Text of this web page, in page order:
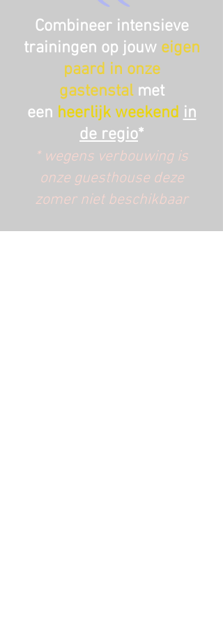
Combineer intensieve
trainingen op jouw eigen
paard in onze
gastenstal met
een heerlijk weekend in
de regio*
* wegens verbouwing is
onze guesthouse deze
zomer niet beschikbaar